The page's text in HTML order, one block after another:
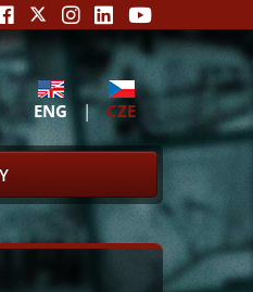
ENG | CZE